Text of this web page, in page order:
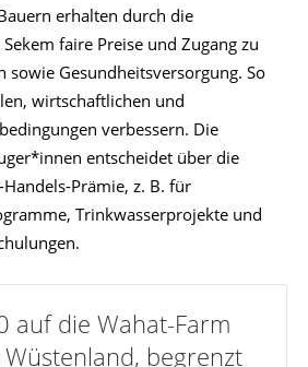
erhalten durch die
faire Preise und Zugang zu
sowie Gesundheitsversorgung. So
wirtschaftlichen und
verbessern. Die
entscheidet über die
Prämie, z. B. für
Trinkwasserprojekte und
auf die Wahat-Farm
begrenzt